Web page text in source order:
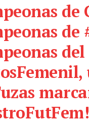
de
de
del
,